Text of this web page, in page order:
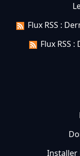
Flux RSS :
Flux RSS
Installer